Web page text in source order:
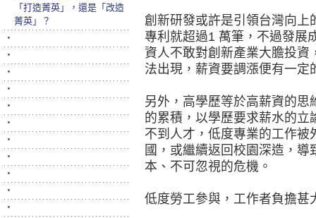
創新研發或許是引領台灣向
專利就超過1 萬筆，不過發展
資人不敢對創新產業大膽投資
法出現，薪資要調漲便有一定
另外，高學歷等於高薪資的
的累積，以學歷要求薪水的
不到人才，低度專業的工作
國，或繼續返回校園深造，
本、不可忽視的危機。
低度勞工參與，工作者負擔甚
「打造菁英」，還是「改造
菁英」？
‧
‧
‧
‧
‧
‧
‧
‧
‧
‧
‧